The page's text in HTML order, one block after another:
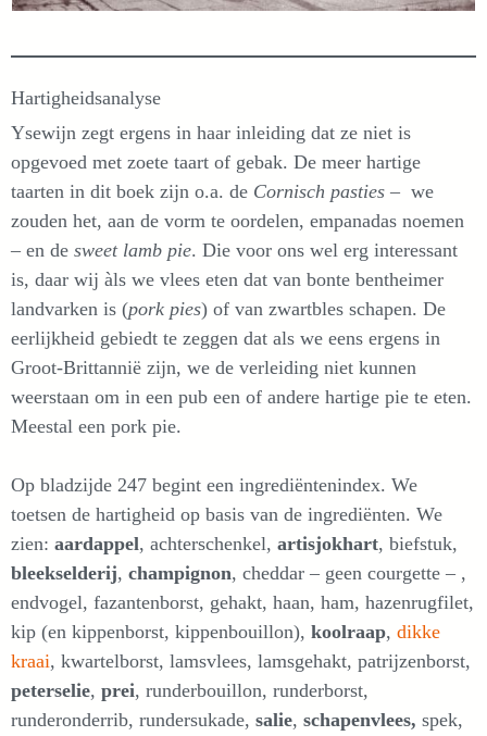
Hartigheidsanalyse
Ysewijn zegt ergens in haar inleiding dat ze niet is
opgevoed met zoete taart of gebak. De meer hartige
taarten in dit boek zijn o.a. de Cornisch pasties – we
zouden het, aan de vorm te oordelen, empanadas noemen
– en de sweet lamb pie. Die voor ons wel erg interessant
is, daar wij àls we vlees eten dat van bonte bentheimer
landvarken is (pork pies) of van zwartbles schapen. De
eerlijkheid gebiedt te zeggen dat als we eens ergens in
Groot-Brittannië zijn, we de verleiding niet kunnen
weerstaan om in een pub een of andere hartige pie te eten.
Meestal een pork pie.
Op bladzijde 247 begint een ingrediëntenindex. We
toetsen de hartigheid op basis van de ingrediënten. We
zien: aardappel, achterschenkel, artisjokhart, biefstuk,
bleekselderij, champignon, cheddar – geen courgette – ,
endvogel, fazantenborst, gehakt, haan, ham, hazenrugfilet,
kip (en kippenborst, kippenbouillon), koolraap, dikke
kraai, kwartelborst, lamsvlees, lamsgehakt, patrijzenborst,
peterselie, prei, runderbouillon, runderborst,
runderonderrib, rundersukade, salie, schapenvlees, spek,